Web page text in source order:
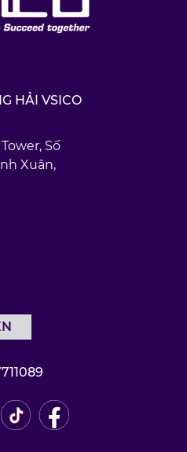
HẢI VSICO
Số
Xuân,